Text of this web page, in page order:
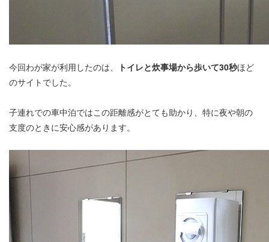
今回わが家が利用したのは、 トイレと炊事場から歩いて30秒ほど
のサイトでした。
子連れでの車中泊ではこの距離感がとても助かり、特に夜や朝の
支度のときに安心感があります。